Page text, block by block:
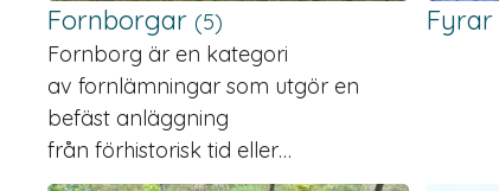
Fornborgar (5)
Fornborg är en kategori
av fornlämningar som utgör en
befäst anläggning
från förhistorisk tid eller…
Fyrar